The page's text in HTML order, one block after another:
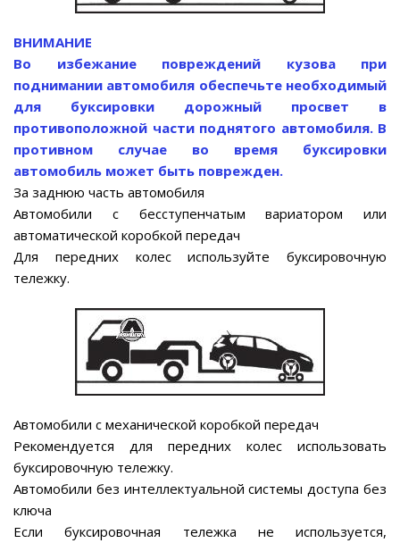
ВНИМАНИЕ
Во избежание повреждений кузова при
поднимании автомобиля обеспечьте необходимый
для буксировки дорожный просвет в
противоположной части поднятого автомобиля. В
противном случае во время буксировки
автомобиль может быть поврежден.
За заднюю часть автомобиля
Автомобили с бесступенчатым вариатором или
автоматической коробкой передач
Для передних колес используйте буксировочную
тележку.
Автомобили с механической коробкой передач
Рекомендуется для передних колес использовать
буксировочную тележку.
Автомобили без интеллектуальной системы доступа без
ключа
Если буксировочная тележка не используется,